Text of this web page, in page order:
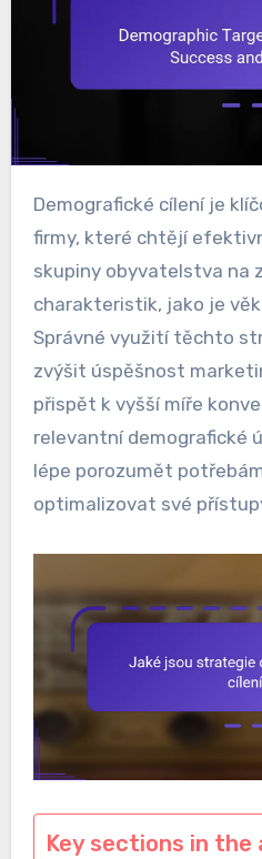
Demografické cílení je klíčovým nástrojem pro
firmy, které chtějí
skupiny obyvatelstva na
charakteristik, jako je
Správné využití těchto
zvýšit úspěšnost
přispět k vyšší míře
relevantní demografické
lépe porozumět
optimalizovat své
Key sections in the